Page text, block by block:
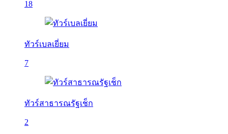
18
ทัวร์เบลเยี่ยม
7
ทัวร์สาธารณรัฐเช็ก
2